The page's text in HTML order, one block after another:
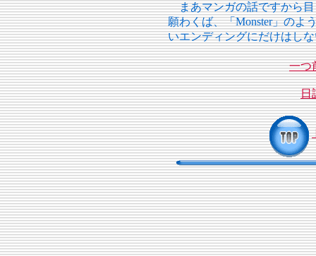
まあマンガの話ですから目
願わくば、「Monster」のよ
いエンディングにだけはし
一つ
日